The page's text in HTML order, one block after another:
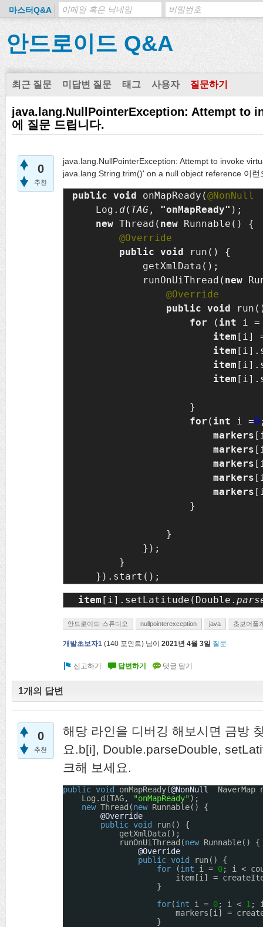
마스터Q&A
안드로이드 Q&A
최근 질문 미답변 질문 태그 사용자 질문하기
java.lang.NullPointerException: Attempt to
에 질문 드립니다.
0
추천
java.lang.NullPointerException: Attempt to invoke
java.lang.String.trim()' on a null object reference 이
public void onMapReady(
    Log.
d( TAG , "onMapReady" );
new Thread( new Runnable() {
public void
run() {
            getXmlData();
            runOnUiThread(
new
public void
for
( int i
item [i]
item
item
item
                    }
for ( int i =0
markers
markers
markers
markers
markers
                    }
                }
            });
        }
    }).start();
item [i].setLatitude(Double.
안드로이드-스튜디오 nullpointerexception java 초보어플
개발초보자1 (140 포인트) 님이 2021년 4월 3일 질문
1개의 답변
0
추천
해당 라인을 디버깅 해보시면 금방
요.b[i], Double.parseDouble,
크해 보세요.
public void onMapReady(@NonNull
NaverMap
Log.d(TAG,
"onMapReady");
new Thread(new Runnable() {
@Override
public void
run() {
getXmlData();
runOnUiThread(new Runnable() {
@Override
public void
run() {
for
(int i = 0; i <
item[i] =
}
for(int i = 0; i < 1 ;
markers[i] =
}